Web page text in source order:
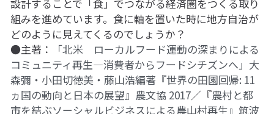
設計することで「食」でつながる経済圏をつくる取り
組みを進めています。食に軸を置いた時に地方自治が
どのように見えてくるのでしょうか？
●主著：
「北米　ローカルフード運動の深まりによる
コミュニティ再生―消費者からフードシチズンへ」大
森彌・小田切徳美・藤山浩編著『世界の田園回帰: 11
ヵ国の動向と日本の展望』農文協 2017／『農村と都
市を結ぶソーシャルビジネスによる農山村再生』筑波